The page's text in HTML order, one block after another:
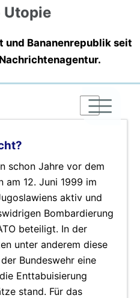
Utopie
und Bananenrepublik seit
|
|
|
schon Jahre vor dem
am 12. Juni 1999 im
aktiv und
Bombardierung
beteiligt. In der
unter anderem diese
Bundeswehr eine
Enttabuisierung
stand. Für das